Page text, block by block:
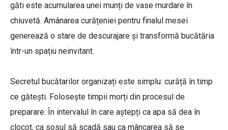
găti este acumularea unei munți de vase murdare în
chiuvetă. Amânarea curățeniei pentru finalul mesei
generează o stare de descurajare și transformă bucătăria
într-un spațiu neinvitant.
Secretul bucătarilor organizați este simplu: curăță în timp
ce gătești. Folosește timpii morți din procesul de
preparare. În intervalul în care aștepți ca apa să dea în
clocot, ca sosul să scadă sau ca mâncarea să se